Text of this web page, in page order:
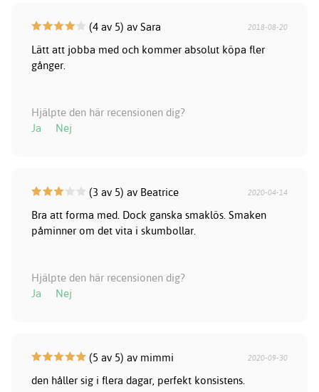
(4 av 5) av Sara 2018-08-20
Lätt att jobba med och kommer absolut köpa fler
gånger.
Hjälpte den här recensionen dig?
Ja
Nej
(3 av 5) av Beatrice 2020-04-14
Bra att forma med. Dock ganska smaklös. Smaken
påminner om det vita i skumbollar.
Hjälpte den här recensionen dig?
Ja
Nej
(5 av 5) av mimmi 2020-09-30
den håller sig i flera dagar, perfekt konsistens.